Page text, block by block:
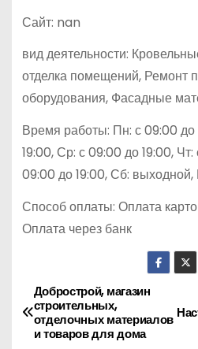
Сайт: nan
вид деятельности:
отделка помещений, Ремонт
оборудования, Фасадные
Время работы: Пн: с 09:00 до
19:00, Ср: с 09:00 до 19:00,
09:00 до 19:00, Сб:
Способ оплаты: Оплата
Оплата через банк
Н
а
Добрострой, магазин
строительных,
отделочных материалов
и товаров для дома